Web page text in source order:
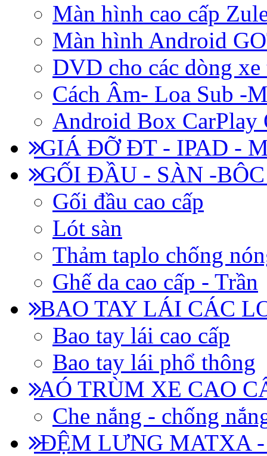
Màn hình cao cấp
Màn hình Android
DVD cho các dòng
Cách Âm- Loa Sub -
Android Box CarPlay
GIÁ ĐỠ ĐT - IPAD -
GỐI ĐẦU - SÀN -
Gối đầu cao cấp
Lót sàn
Thảm taplo chống
Ghế da cao cấp - Trần
BAO TAY LÁI CÁC
Bao tay lái cao cấp
Bao tay lái phổ thông
AÓ TRÙM XE CAO
Che nắng - chống
ĐỆM LƯNG MATXA -